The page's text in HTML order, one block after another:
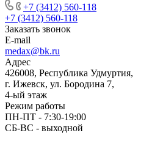
+7 (3412) 560-118
+7 (3412) 560-118
Заказать звонок
E-mail
medax@bk.ru
Адрес
426008, Республика Удмуртия,
г. Ижевск, ул. Бородина 7,
4-ый этаж
Режим работы
ПН-ПТ - 7:30-19:00
СБ-ВС - выходной